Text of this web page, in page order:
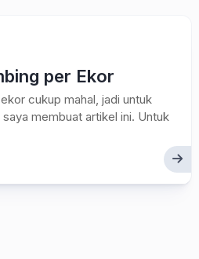
per Ekor
cukup mahal, jadi untuk
membuat artikel ini. Untuk